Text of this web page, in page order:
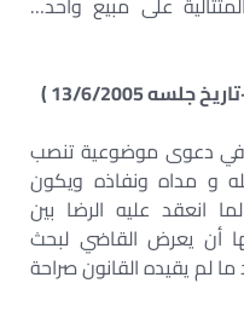
دعوى موضوعية تنصب
و مداه ونفاذه ويكون
انعقد عليه الرضا بين
أن يعرض القاضي لبحث
لم يقيده القانون صراحة